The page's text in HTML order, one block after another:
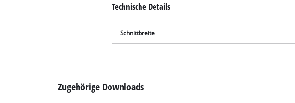
Technische Details
Schnittbreite
Zugehörige Downloads